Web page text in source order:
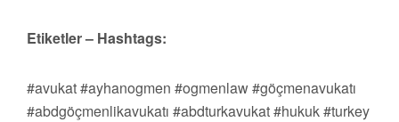
Etiketler – Hashtags:
#avukat #ayhanogmen #ogmenlaw #göçmenavukatı
#abdgöçmenlikavukatı #abdturkavukat #hukuk #turkey